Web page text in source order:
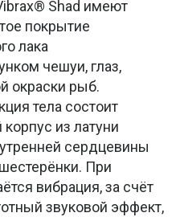
Shad имеют
покрытие
лака
чешуи, глаз,
окраски рыб.
тела состоит
из латуни
сердцевины
При
вибрация, за счёт
звуковой эффект,